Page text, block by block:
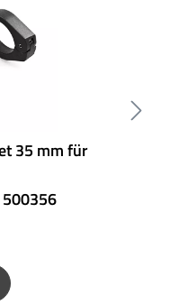
35 mm für